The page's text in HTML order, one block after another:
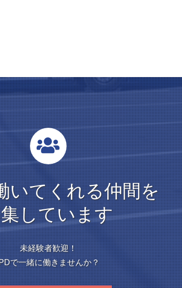
いてくれる仲間を
しています
未経験者歓迎！
で一緒に働きませんか？